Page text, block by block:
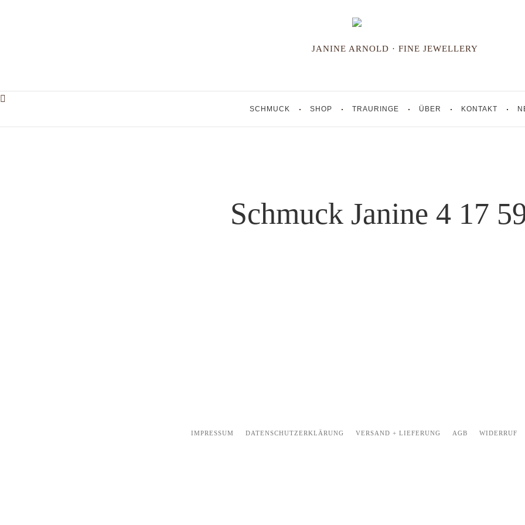
JANINE ARNOLD · FINE JEWELLERY
SCHMUCK SHOP TRAURINGE ÜBER KONTAKT
Schmuck Janine 4 17
IMPRESSUM DATENSCHUTZERKLÄRUNG VERSAND + LIEFERUNG AGB WIDERRUF